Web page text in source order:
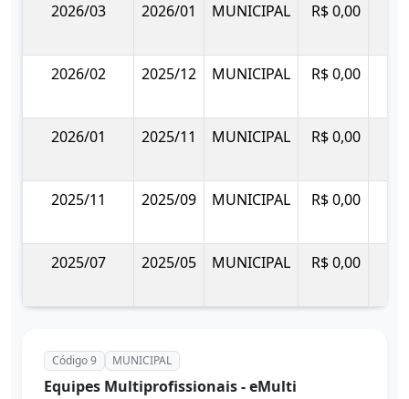
2026/03
2026/01 MUNICIPAL R$ 0,00
2026/02 2025/12 MUNICIPAL R$ 0,00
2026/01 2025/11 MUNICIPAL R$ 0,00
2025/11 2025/09 MUNICIPAL R$ 0,00
2025/07 2025/05 MUNICIPAL R$ 0,00
Código 9 MUNICIPAL
Equipes Multiprofissionais - eMulti